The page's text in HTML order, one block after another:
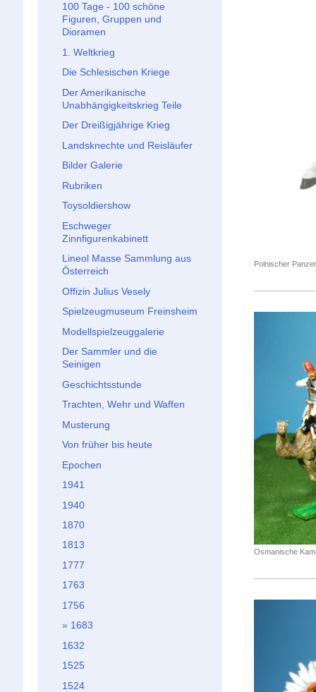
Polnischer
Osmanische
100 Tage - 100 schöne
Figuren, Gruppen und
Dioramen
1. Weltkrieg
Die Schlesischen Kriege
Der Amerikanische
Unabhängigkeitskrieg Teile
Der Dreißigjährige Krieg
Landsknechte und Reisläufer
Bilder Galerie
Rubriken
Toysoldiershow
Eschweger
Zinnfigurenkabinett
Lineol Masse Sammlung aus
Österreich
Offizin Julius Vesely
Spielzeugmuseum Freinsheim
Modellspielzeuggalerie
Der Sammler und die
Seinigen
Geschichtsstunde
Trachten, Wehr und Waffen
Musterung
Von früher bis heute
Epochen
1941
1940
1870
1813
1777
1763
1756
1683
1632
1525
1524